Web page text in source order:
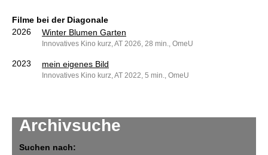
Archivsuche
Suchen nach:
Filme bei der Diagonale
2026
Winter Blumen Garten
Innovatives Kino kurz, AT 2026, 28 min., OmeU
2023 mein eigenes Bild
Innovatives Kino kurz, AT 2022, 5 min., OmeU